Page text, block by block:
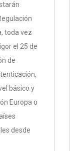
toda vez
el 25 de
de
básico y
Europa o
desde